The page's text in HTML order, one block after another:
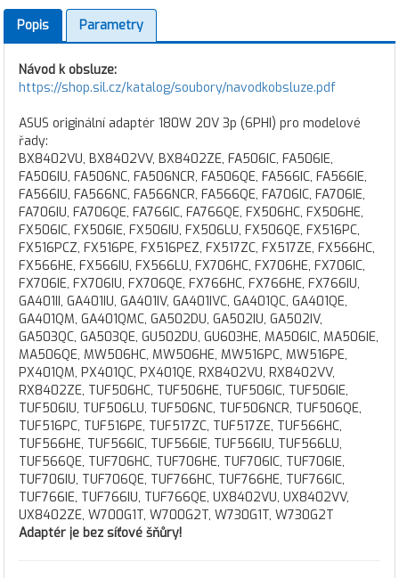
Popis Parametry
Návod k obsluze:
https://shop.sil.cz/katalog/soubory/navodkobsluze.pdf
ASUS originální adaptér 180W 20V 3p (6PHI) pro modelové
řady:
BX8402VU, BX8402VV, BX8402ZE, FA506IC, FA506IE,
FA506IU, FA506NC, FA506NCR, FA506QE, FA566IC, FA566IE,
FA566IU, FA566NC, FA566NCR, FA566QE, FA706IC, FA706IE,
FA706IU, FA706QE, FA766IC, FA766QE, FX506HC, FX506HE,
FX506IC, FX506IE, FX506IU, FX506LU, FX506QE, FX516PC,
FX516PCZ, FX516PE, FX516PEZ, FX517ZC, FX517ZE, FX566HC,
FX566HE, FX566IU, FX566LU, FX706HC, FX706HE, FX706IC,
FX706IE, FX706IU, FX706QE, FX766HC, FX766HE, FX766IU,
GA401II, GA401IU, GA401IV, GA401IVC, GA401QC, GA401QE,
GA401QM, GA401QMC, GA502DU, GA502IU, GA502IV,
GA503QC, GA503QE, GU502DU, GU603HE, MA506IC, MA506IE,
MA506QE, MW506HC, MW506HE, MW516PC, MW516PE,
PX401QM, PX401QC, PX401QE, RX8402VU, RX8402VV,
RX8402ZE, TUF506HC, TUF506HE, TUF506IC, TUF506IE,
TUF506IU, TUF506LU, TUF506NC, TUF506NCR, TUF506QE,
TUF516PC, TUF516PE, TUF517ZC, TUF517ZE, TUF566HC,
TUF566HE, TUF566IC, TUF566IE, TUF566IU, TUF566LU,
TUF566QE, TUF706HC, TUF706HE, TUF706IC, TUF706IE,
TUF706IU, TUF706QE, TUF766HC, TUF766HE, TUF766IC,
TUF766IE, TUF766IU, TUF766QE, UX8402VU, UX8402VV,
UX8402ZE, W700G1T, W700G2T, W730G1T, W730G2T
Adaptér je bez síťové šňůry!